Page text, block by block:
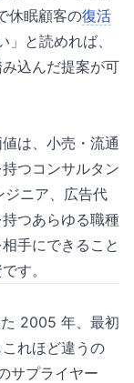
休眠顧客の復活
と読めれば、
込んだ提案が可
は、小売・流通
つコンサルタン
ジニア、広告代
つあらゆる職種
手にできること
す。
2005 年、最初
れほど違うの
サプライヤー